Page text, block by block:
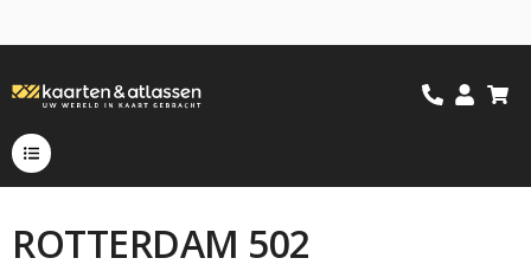
ROTTERDAM 502